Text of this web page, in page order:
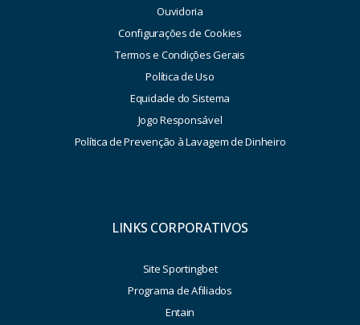
Ouvidoria
Configurações de Cookies
Termos e Condições Gerais
Política de Uso
Equidade do Sistema
Jogo Responsável
Política de Prevenção à Lavagem de Dinheiro
LINKS CORPORATIVOS
Site Sportingbet
Programa de Afiliados
Entain